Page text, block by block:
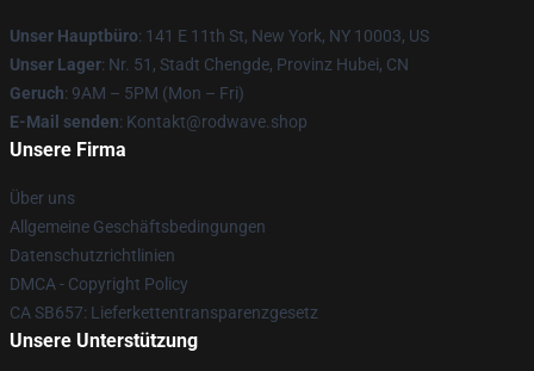
Unser Hauptbüro: 141 E 11th St, New York, NY 10003, US
Unser Lager: Nr. 51, Stadt Chengde, Provinz Hubei, CN
Geruch: 9AM – 5PM (Mon – Fri)
E-Mail senden: Kontakt@rodwave.shop
Unsere Firma
Über uns
Allgemeine Geschäftsbedingungen
Datenschutzrichtlinien
DMCA - Copyright Policy
CA SB657: Lieferkettentransparenzgesetz
Unsere Unterstützung